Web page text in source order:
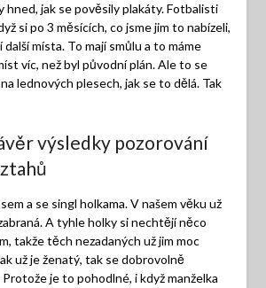
hned, jak se pověsily plakáty. Fotbalisti
si po 3 měsících, co jsme jim to nabízeli,
místa. To mají smůlu a to máme
víc, než byl původní plán. Ale to se
lednových plesech, jak se to dělá. Tak
výsledky pozorování
a se singl holkama. V našem věku už
A tyhle holky si nechtějí něco
takže těch nezadaných už jim moc
už je ženatý, tak se dobrovolně
je to pohodlné, i když manželka